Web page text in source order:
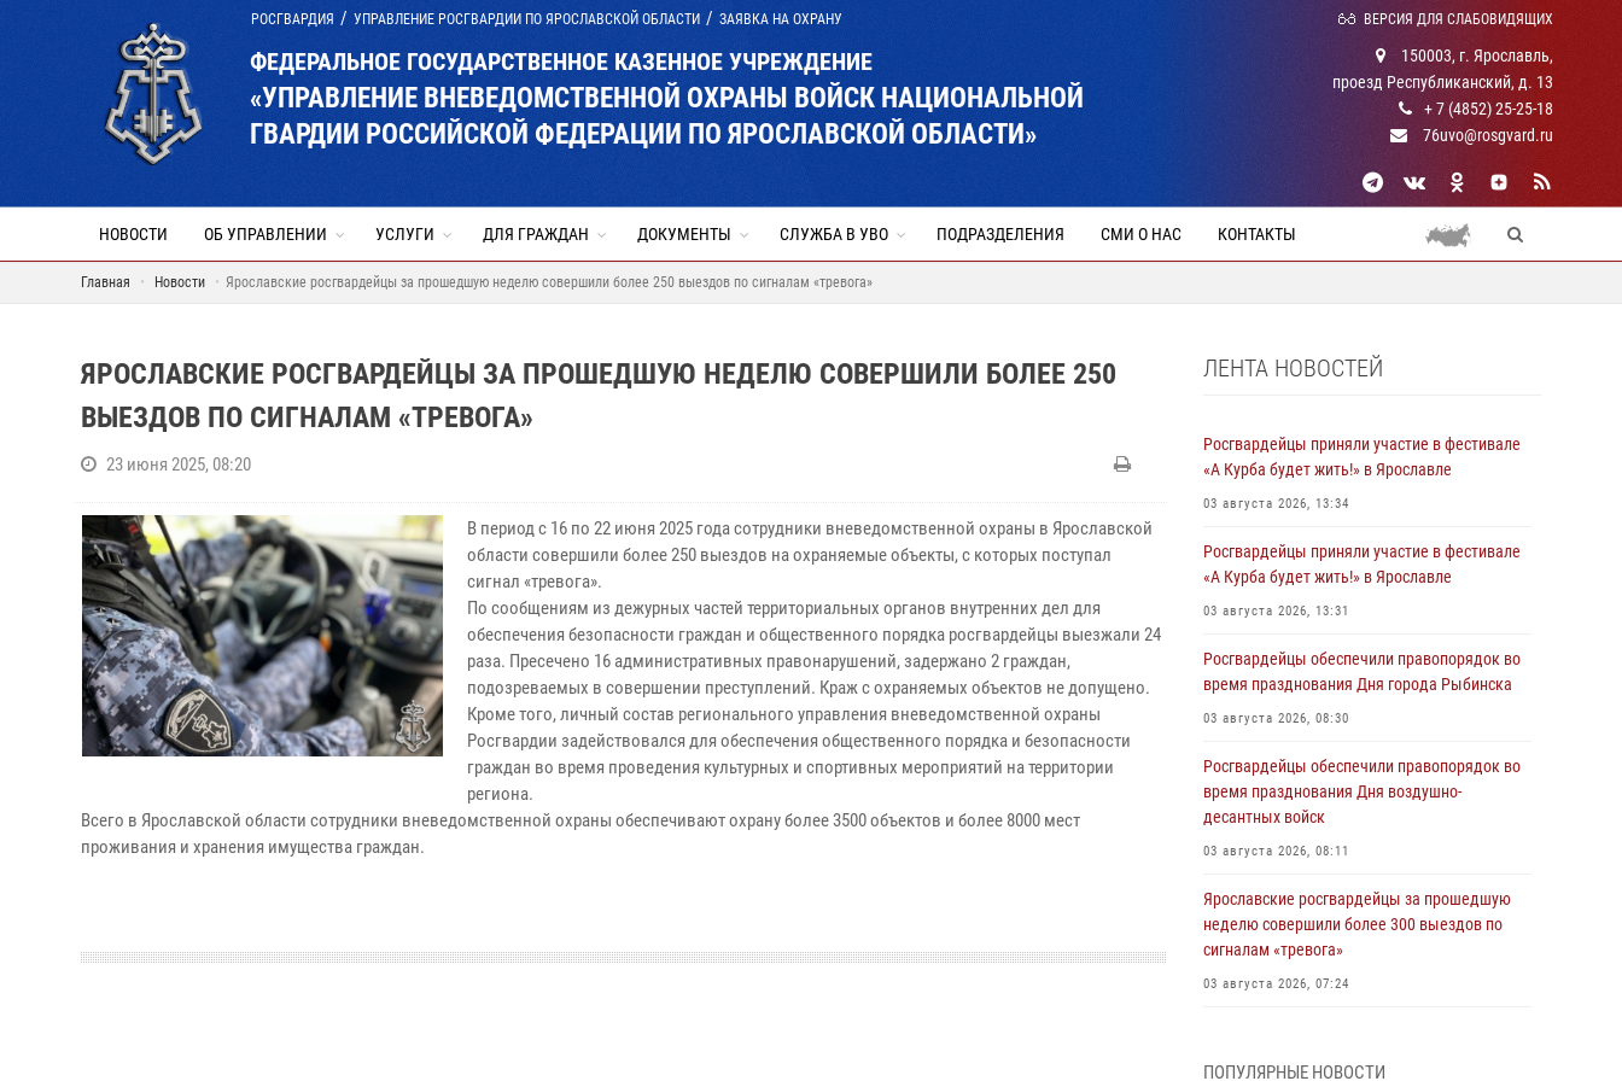
РОСГВАРДИЯ УПРАВЛЕНИЕ РОСГВАРДИИ ПО ЯРОСЛАВСКОЙ ОБЛАСТИ ЗАЯВКА НА ОХРАНУ ВЕРСИЯ ДЛЯ СЛАБОВИДЯЩИХ
ФЕДЕРАЛЬНОЕ ГОСУДАРСТВЕННОЕ КАЗЕННОЕ УЧРЕЖДЕНИЕ
«УПРАВЛЕНИЕ ВНЕВЕДОМСТВЕННОЙ ОХРАНЫ ВОЙСК НАЦИОНАЛЬНОЙ
ГВАРДИИ РОССИЙСКОЙ ФЕДЕРАЦИИ ПО ЯРОСЛАВСКОЙ ОБЛАСТИ»
150003, г. Ярославль,
проезд Республиканский, д. 13
+ 7 (4852) 25-25-18
76uvo@rosgvard.ru
НОВОСТИ ОБ УПРАВЛЕНИИ УСЛУГИ ДЛЯ ГРАЖДАН ДОКУМЕНТЫ СЛУЖБА В УВО ПОДРАЗДЕЛЕНИЯ СМИ О НАС КОНТАКТЫ
Главная Новости Ярославские росгвардейцы за прошедшую неделю совершили более 250 выездов по сигналам «тревога»
ЯРОСЛАВСКИЕ РОСГВАРДЕЙЦЫ ЗА ПРОШЕДШУЮ НЕДЕЛЮ СОВЕРШИЛИ БОЛЕЕ 250
ВЫЕЗДОВ ПО СИГНАЛАМ «ТРЕВОГА»
23 июня 2025, 08:20
В период с 16 по 22 июня 2025 года сотрудники вневедомственной охраны в Ярославской
области совершили более 250 выездов на охраняемые объекты, с которых поступал
сигнал «тревога».
По сообщениям из дежурных частей территориальных органов внутренних дел для
обеспечения безопасности граждан и общественного порядка росгвардейцы выезжали 24
раза. Пресечено 16 административных правонарушений, задержано 2 граждан,
подозреваемых в совершении преступлений. Краж с охраняемых объектов не допущено.
Кроме того, личный состав регионального управления вневедомственной охраны
Росгвардии задействовался для обеспечения общественного порядка и безопасности
граждан во время проведения культурных и спортивных мероприятий на территории
региона.
Всего в Ярославской области сотрудники вневедомственной охраны обеспечивают охрану более 3500 объектов и более 8000 мест
проживания и хранения имущества граждан.
ЛЕНТА НОВОСТЕЙ
Росгвардейцы приняли участие в фестивале
«А Курба будет жить!» в Ярославле
03 августа 2026, 13:34
Росгвардейцы приняли участие в фестивале
«А Курба будет жить!» в Ярославле
03 августа 2026, 13:31
Росгвардейцы обеспечили правопорядок во
время празднования Дня города Рыбинска
03 августа 2026, 08:30
Росгвардейцы обеспечили правопорядок во
время празднования Дня воздушно-
десантных войск
03 августа 2026, 08:11
Ярославские росгвардейцы за прошедшую
неделю совершили более 300 выездов по
сигналам «тревога»
03 августа 2026, 07:24
ПОПУЛЯРНЫЕ НОВОСТИ